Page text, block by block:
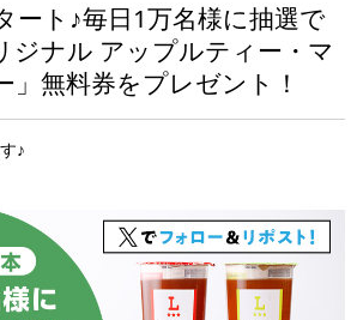
ート♪毎日1万名様に抽選で
ジナル アップルティー・マ
」無料券をプレゼント！
♪